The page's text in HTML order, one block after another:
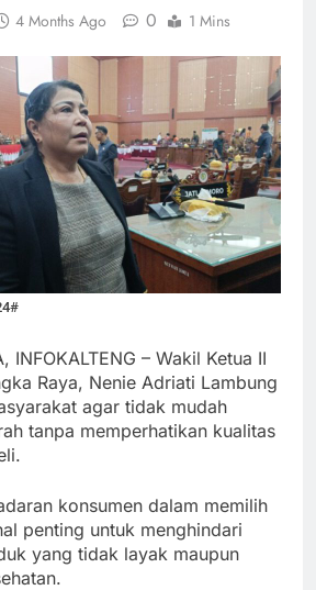
4 Months Ago 0 1 Mins
INFOKALTENG – Wakil Ketua II
Raya, Nenie Adriati Lambung
agar tidak mudah
tanpa memperhatikan kualitas
konsumen dalam memilih
penting untuk menghindari
yang tidak layak maupun